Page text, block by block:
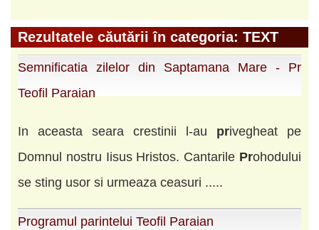
Rezultatele căutării în categoria: TEXT
Semnificatia zilelor din Saptamana Mare - Pr
Teofil Paraian
In aceasta seara crestinii l-au privegheat pe
Domnul nostru Iisus Hristos. Cantarile Prohodului
se sting usor si urmeaza ceasuri .....
Programul parintelui Teofil Paraian